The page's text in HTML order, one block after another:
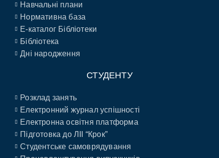
Навчальні плани
Нормативна база
E-каталог Бібліотеки
Бібліотека
Дні народження
СТУДЕНТУ
Розклад занять
Електронний журнал успішності
Електронна освітня платформа
Підготовка до ЛІІ “Крок”
Студентське самоврядування